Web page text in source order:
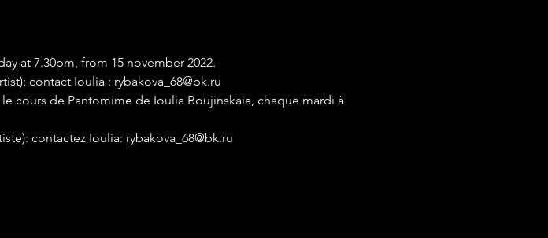
at 7.30pm, from 15 november 2022.
contact Ioulia : rybakova_68@bk.ru
cours de Pantomime de Ioulia Boujinskaia, chaque mardi à
contactez Ioulia: rybakova_68@bk.ru